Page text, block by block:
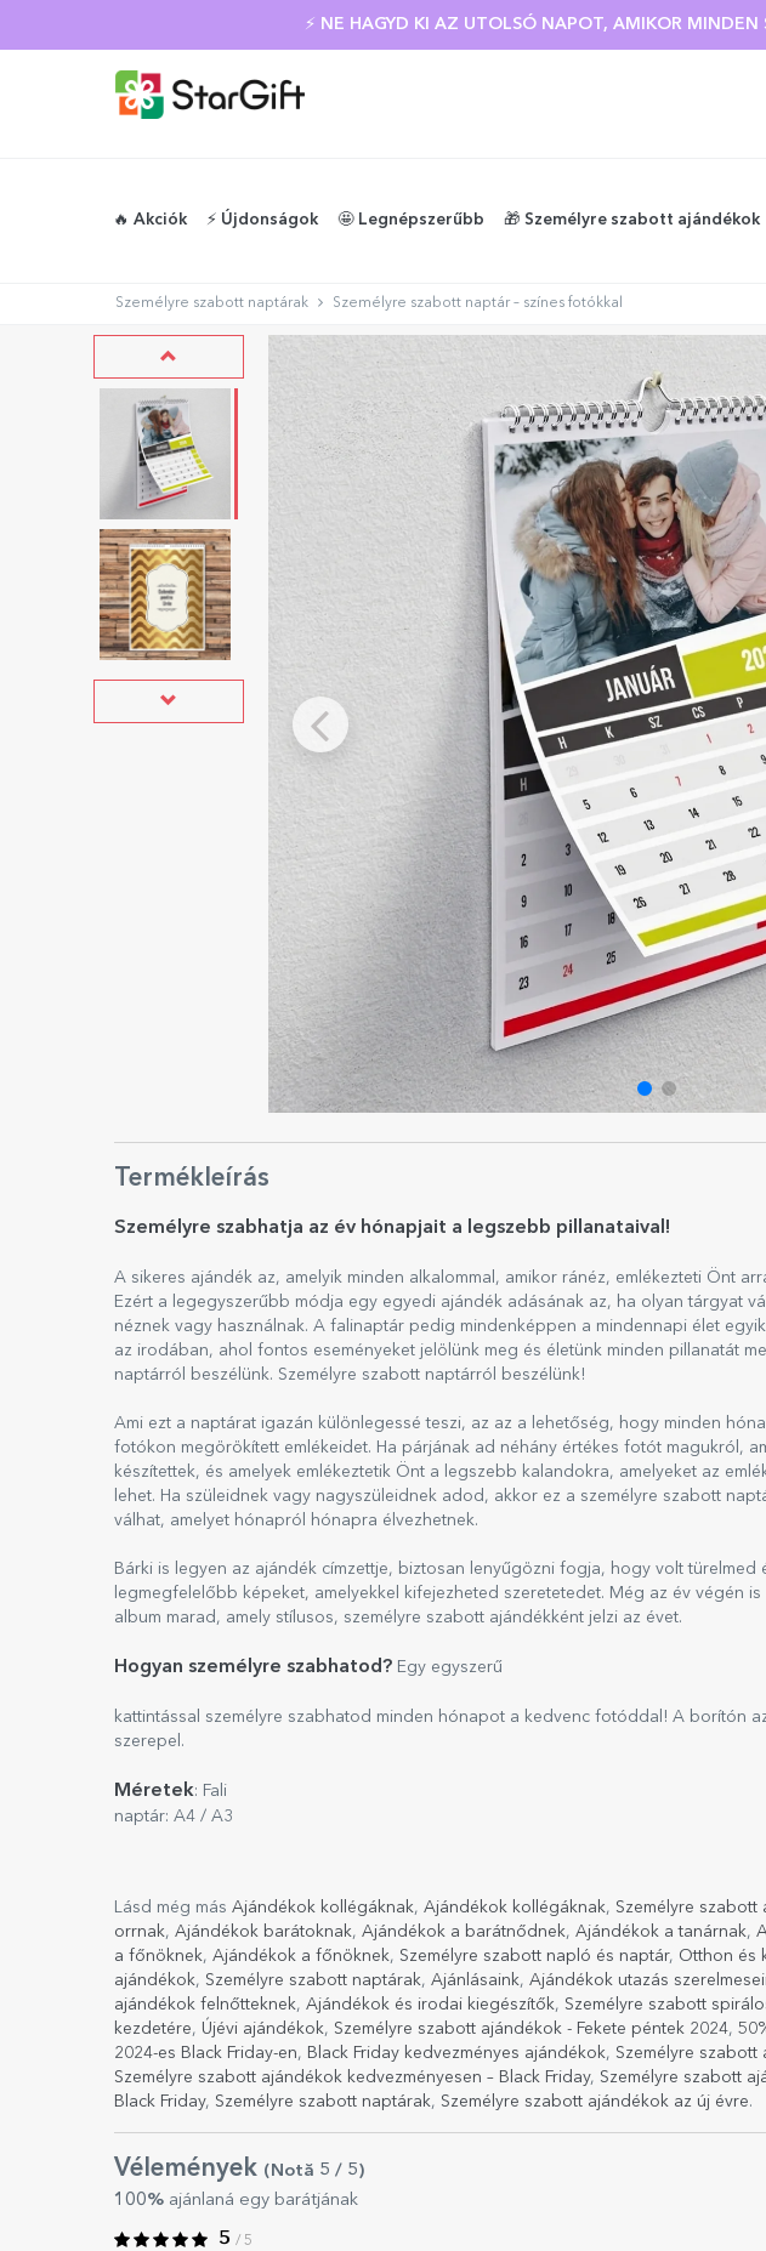
NYÁRI KIÁRUSÍTÁS 🌴 AKÁR 40%-OS
🔥 Akciók ⚡️ Újdonságok 🤩 Legnépszerűbb 🎁 Személyre szabott ajándékok
Személyre szabott naptárak Személyre szabott naptár – színes fotókkal
Termékleírás
Személyre szabhatja az év hónapjait a legszebb pillanataival!
A sikeres ajándék az, amelyik minden alkalommal, amikor ránéz, emlékezteti Önt
Ezért a legegyszerűbb módja egy egyedi ajándék adásának az, ha olyan tárgyat
néznek vagy használnak. A falinaptár pedig mindenképpen a mindennapi élet
az irodában, ahol fontos eseményeket jelölünk meg és életünk minden pillanatát
naptárról beszélünk. Személyre szabott naptárról beszélünk!
Ami ezt a naptárat igazán különlegessé teszi, az az a lehetőség, hogy minden
fotókon megörökített emlékeidet. Ha párjának ad néhány értékes fotót magukról,
készítettek, és amelyek emlékeztetik Önt a legszebb kalandokra, amelyeket az
lehet. Ha szüleidnek vagy nagyszüleidnek adod, akkor ez a személyre szabott
válhat, amelyet hónapról hónapra élvezhetnek.
Bárki is legyen az ajándék címzettje, biztosan lenyűgözni fogja, hogy volt türelmed
legmegfelelőbb képeket, amelyekkel kifejezheted szeretetedet. Még az év végén
album marad, amely stílusos, személyre szabott ajándékként jelzi az évet.
Hogyan személyre szabhatod? Egy egyszerű
kattintással személyre szabhatod minden hónapot a kedvenc fotóddal! A borítón
szerepel.
Méretek: Fali
naptár: A4 / A3
Lásd még más Ajándékok kollégáknak, Ajándékok kollégáknak, Személyre szabott
orrnak, Ajándékok barátoknak, Ajándékok a barátnődnek, Ajándékok a tanárnak,
a főnöknek, Ajándékok a főnöknek, Személyre szabott napló és naptár, Otthon és
ajándékok, Személyre szabott naptárak, Ajánlásaink, Ajándékok utazás
ajándékok felnőtteknek, Ajándékok és irodai kiegészítők, Személyre szabott
kezdetére, Újévi ajándékok, Személyre szabott ajándékok - Fekete péntek 2024,
2024-es Black Friday-en, Black Friday kedvezményes ajándékok, Személyre szabott
Személyre szabott ajándékok kedvezményesen – Black Friday, Személyre szabott
Black Friday, Személyre szabott naptárak, Személyre szabott ajándékok az új évre.
Vélemények (Notă 5 / 5)
100% ajánlaná egy barátjának
5 / 5